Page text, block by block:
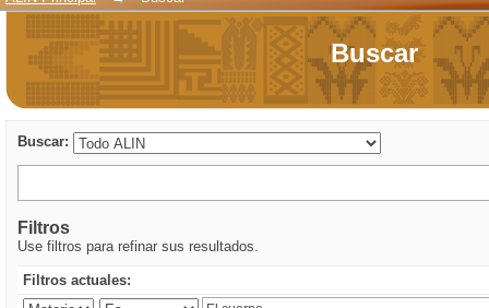
Buscar
Buscar:
Filtros
Use filtros para refinar sus resultados.
Filtros actuales: